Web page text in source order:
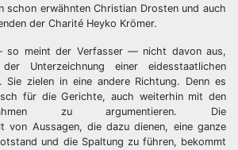
schon erwähnten Christian Drosten und auch
der Charité Heyko Krömer.
so meint der Verfasser — nicht davon aus,
Unterzeichnung einer eidesstaatlichen
Sie zielen in eine andere Richtung. Denn es
für die Gerichte, auch weiterhin mit den
zu argumentieren. Die
von Aussagen, die dazu dienen, eine ganze
und die Spaltung zu führen, bekommt